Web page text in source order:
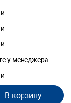
у менеджера
В корзину